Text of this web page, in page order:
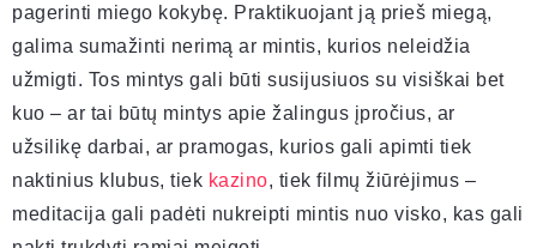
pagerinti miego kokybę. Praktikuojant ją prieš miegą,
galima sumažinti nerimą ar mintis, kurios neleidžia
užmigti. Tos mintys gali būti susijusiuos su visiškai bet
kuo – ar tai būtų mintys apie žalingus įpročius, ar
užsilikę darbai, ar pramogas, kurios gali apimti tiek
naktinius klubus, tiek kazino, tiek filmų žiūrėjimus –
meditacija gali padėti nukreipti mintis nuo visko, kas gali